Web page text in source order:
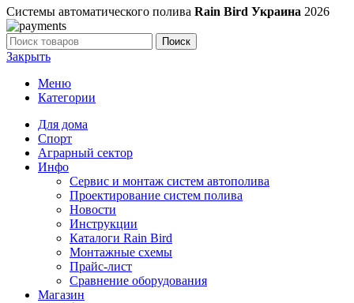
Системы автоматического полива Rain Bird Украина 2026
Поиск
Закрыть
Меню
Категории
Для дома
Спорт
Аграрный сектор
Инфо
Сервис и монтаж систем автополива
Проектирование систем полива
Новости
Инструкции
Каталоги Rain Bird
Монтажные схемы
Прайс-лист
Сравнение оборудования
Магазин